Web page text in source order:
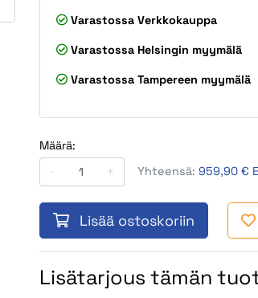
Varastossa Verkkokauppa
Varastossa Helsingin myymälä
Varastossa Tampereen myymälä
Määrä:
-
+ Yhteensä: 959,90 €
Lisää ostoskoriin
Lisätarjous tämän